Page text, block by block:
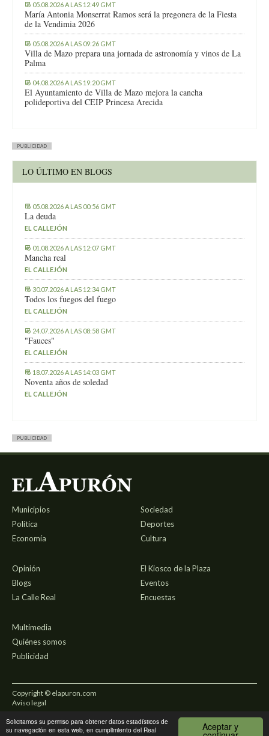
Aceptar y
Solicitamos su permiso para obtener datos estadísticos de
su navegación en esta web, en cumplimiento del Real
05.08.2026 A LAS 12:49 GMT
María Antonia Monserrat Ramos será la pregonera de la Fiesta
de la Vendimia 2026
05.08.2026 A LAS 09:26 GMT
Villa de Mazo prepara una jornada de astronomía y vinos de La
Palma
04.08.2026 A LAS 19:20 GMT
El Ayuntamiento de Villa de Mazo mejora la cancha
polideportiva del CEIP Princesa Arecida
PUBLICIDAD
LO ÚLTIMO EN BLOGS
05.08.2026 A LAS 00:56 GMT
La deuda
EL CALLEJÓN
01.08.2026 A LAS 12:07 GMT
Mancha real
EL CALLEJÓN
30.07.2026 A LAS 12:34 GMT
Todos los fuegos del fuego
EL CALLEJÓN
24.07.2026 A LAS 08:58 GMT
"Fauces"
EL CALLEJÓN
18.07.2026 A LAS 14:03 GMT
Noventa años de soledad
EL CALLEJÓN
PUBLICIDAD
Municipios
Política
Economía
Sociedad
Deportes
Cultura
Opinión
Blogs
La Calle Real
El Kiosco de la Plaza
Eventos
Encuestas
Multimedia
Quiénes somos
Publicidad
Copyright © elapuron.com
Aviso legal
Política de privacidad